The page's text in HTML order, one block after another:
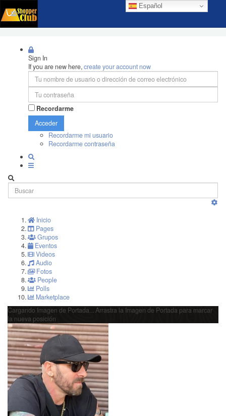
Español
Sign In
If you are new here,create your account now
Recordarme
Acceder
Recordarme mi usuario
Recordarme contraseña
Inicio
Pages
Grupos
Eventos
Videos
Audio
Fotos
People
Polls
Marketplace
Cargando Imagen de Portada...
Arrastra la Imagen de Portada para marcar
la nueva posición